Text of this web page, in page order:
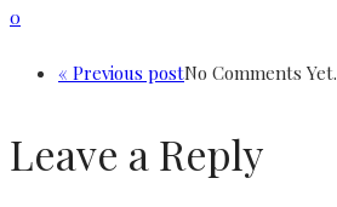
0
« Previous postNo Comments Yet.
Leave a Reply